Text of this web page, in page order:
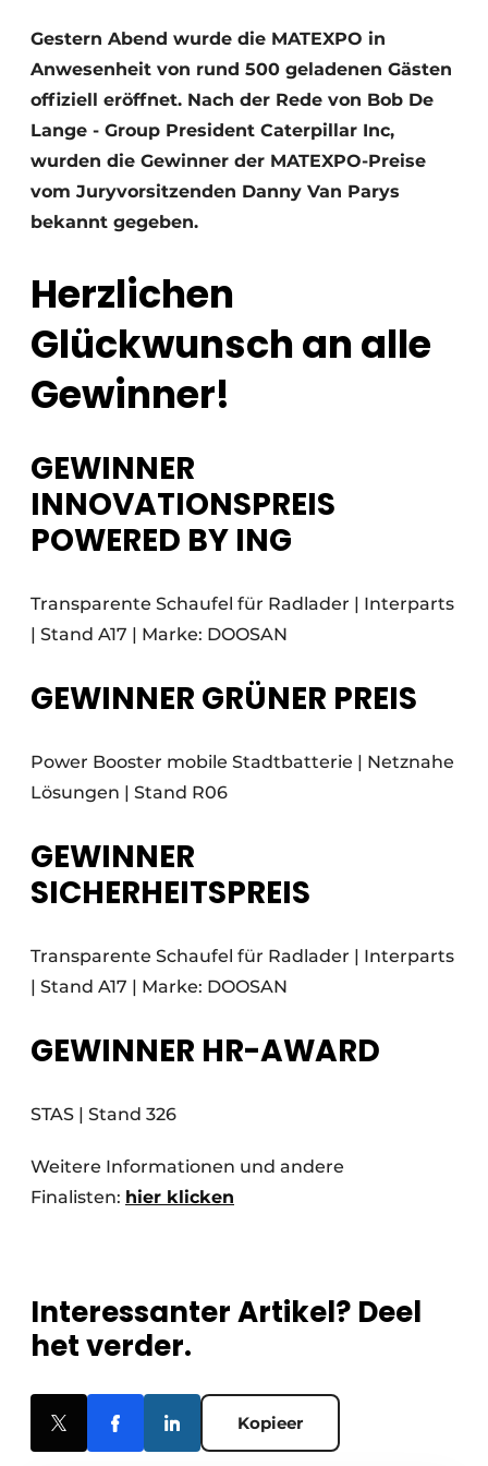
Datenschutz / Cookie-Erklärung
GeschichteMetadaten
Ein Stellenangebot registrieren
Freie Stellen
Modularer Aufbau
Gestern Abend wurde die MATEXPO in
Anwesenheit von rund 500 geladenen Gästen
offiziell eröffnet. Nach der Rede von Bob De
Lange - Group President Caterpillar Inc,
wurden die Gewinner der MATEXPO-Preise
vom Juryvorsitzenden Danny Van Parys
bekannt gegeben.
Herzlichen
Glückwunsch an alle
Gewinner!
GEWINNER
INNOVATIONSPREIS
POWERED BY ING
Transparente Schaufel für Radlader | Interparts
| Stand A17 | Marke: DOOSAN
GEWINNER GRÜNER PREIS
Power Booster mobile Stadtbatterie | Netznahe
Lösungen | Stand R06
GEWINNER
SICHERHEITSPREIS
Transparente Schaufel für Radlader | Interparts
| Stand A17 | Marke: DOOSAN
GEWINNER HR-AWARD
STAS | Stand 326
Weitere Informationen und andere
Finalisten: hier klicken
Interessanter Artikel? Deel
het verder.
Kopieer